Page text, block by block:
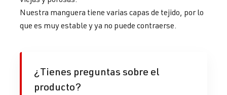
Nuestra manguera tiene varias capas de tejido, por lo
que es muy estable y ya no puede contraerse.
¿Tienes preguntas sobre el
producto?